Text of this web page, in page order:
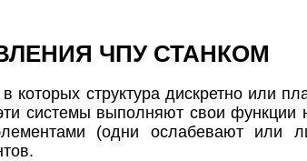
ЧПУ СТАНКОМ
структура дискретно или
системы выполняют свои
(одни ослабевают или